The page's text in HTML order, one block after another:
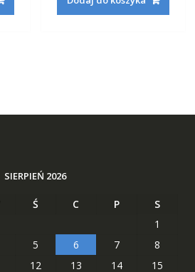
SIERPIEŃ 2026
Ś C P
S
1
5 6 7
8
12 13 14
15